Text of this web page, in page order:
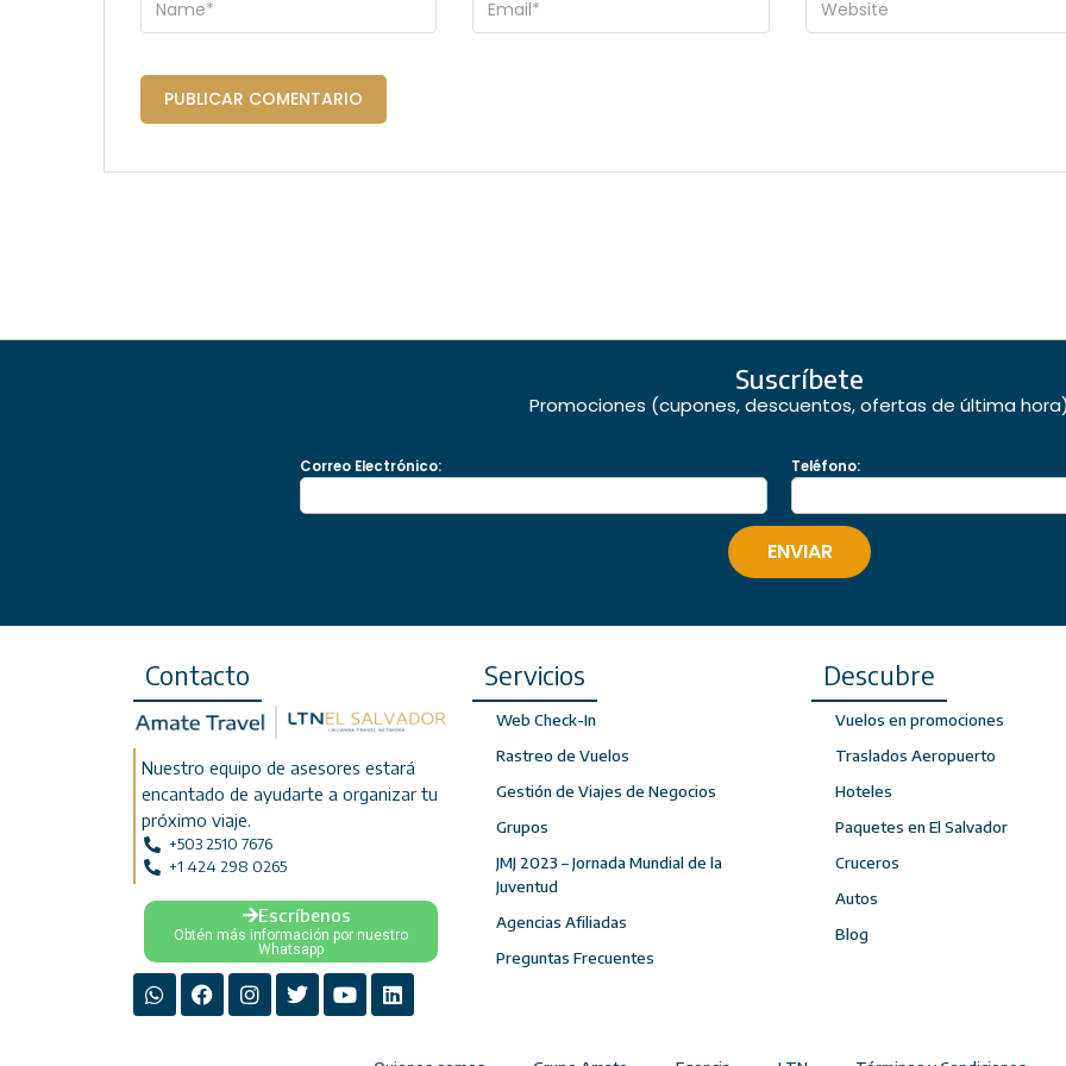
Suscríbete
Promociones (cupones, descuentos, ofertas de última
Correo Electrónico: Teléfono:
Contacto
Nuestro equipo de asesores estará
encantado de ayudarte a organizar tu
próximo viaje.
+503 2510 7676
+1 424 298 0265
Escríbenos
Obtén más información por nuestro
Whatsapp
Servicios
Web Check-In
Rastreo de Vuelos
Gestión de Viajes de Negocios
Grupos
JMJ 2023 – Jornada Mundial de la
Juventud
Agencias Afiliadas
Preguntas Frecuentes
Descubre
Vuelos en promociones
Traslados Aeropuerto
Hoteles
Paquetes en El Salvador
Cruceros
Autos
Blog